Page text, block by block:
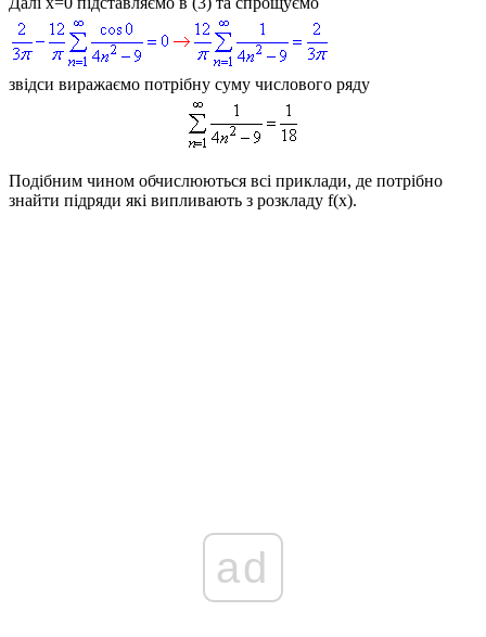
звідси виражаємо потрібну суму числового ряду
Подібним чином обчислюються всі приклади, де потрібно
знайти підряди які випливають з розкладу f(x).
ad